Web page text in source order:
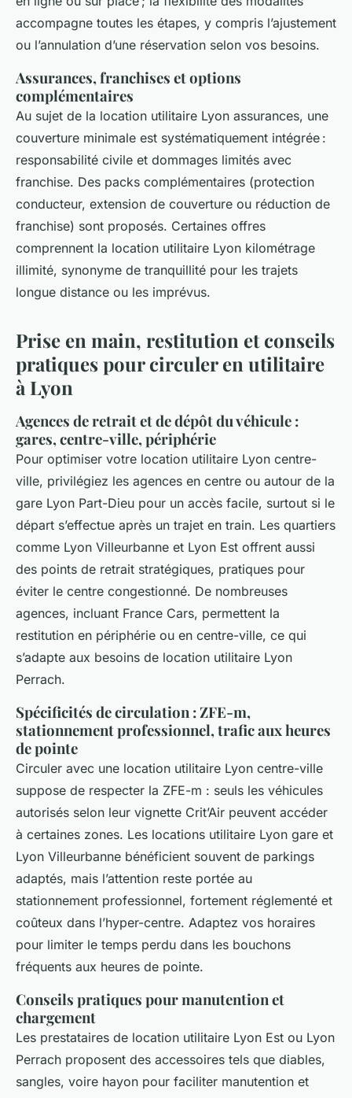
accompagne toutes les étapes, y compris l’ajustement
ou l’annulation d’une réservation selon vos besoins.
Assurances, franchises et options
complémentaires
Au sujet de la location utilitaire Lyon assurances, une
couverture minimale est systématiquement intégrée :
responsabilité civile et dommages limités avec
franchise. Des packs complémentaires (protection
conducteur, extension de couverture ou réduction de
franchise) sont proposés. Certaines offres
comprennent la location utilitaire Lyon kilométrage
illimité, synonyme de tranquillité pour les trajets
longue distance ou les imprévus.
Prise en main, restitution et conseils
pratiques pour circuler en utilitaire
à Lyon
Agences de retrait et de dépôt du véhicule :
gares, centre-ville, périphérie
Pour optimiser votre location utilitaire Lyon centre-
ville, privilégiez les agences en centre ou autour de la
gare Lyon Part-Dieu pour un accès facile, surtout si le
départ s’effectue après un trajet en train. Les quartiers
comme Lyon Villeurbanne et Lyon Est offrent aussi
des points de retrait stratégiques, pratiques pour
éviter le centre congestionné. De nombreuses
agences, incluant France Cars, permettent la
restitution en périphérie ou en centre-ville, ce qui
s’adapte aux besoins de location utilitaire Lyon
Perrach.
Spécificités de circulation : ZFE-m,
stationnement professionnel, trafic aux heures
de pointe
Circuler avec une location utilitaire Lyon centre-ville
suppose de respecter la ZFE-m : seuls les véhicules
autorisés selon leur vignette Crit’Air peuvent accéder
à certaines zones. Les locations utilitaire Lyon gare et
Lyon Villeurbanne bénéficient souvent de parkings
adaptés, mais l’attention reste portée au
stationnement professionnel, fortement réglementé et
coûteux dans l’hyper-centre. Adaptez vos horaires
pour limiter le temps perdu dans les bouchons
fréquents aux heures de pointe.
Conseils pratiques pour manutention et
chargement
Les prestataires de location utilitaire Lyon Est ou Lyon
Perrach proposent des accessoires tels que diables,
sangles, voire hayon pour faciliter manutention et